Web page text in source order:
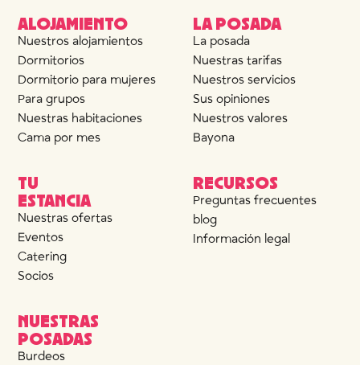
ALOJAMIENTO
Nuestros alojamientos
Dormitorios
Dormitorio para mujeres
Para grupos
Nuestras habitaciones
Cama por mes
TU
ESTANCIA
Nuestras ofertas
Eventos
Catering
Socios
LA POSADA
La posada
Nuestras tarifas
Nuestros servicios
Sus opiniones
Nuestros valores
Bayona
RECURSOS
Preguntas frecuentes
blog
Información legal
NUESTRAS
POSADAS
Burdeos